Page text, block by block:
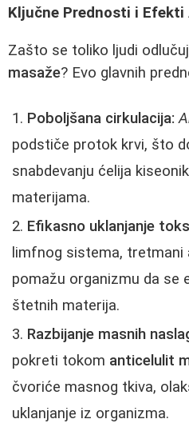
Ključne Prednosti i
Zašto se toliko ljudi
masaže? Evo glavnih
Poboljšana cirkulacija:
podstiče protok krvi, što
snabdevanju ćelija
materijama.
Efikasno uklanjanje
limfnog sistema, tretmani
pomažu organizmu da se
štetnih materija.
Razbijanje masnih
pokreti tokom anticelulit
čvoriće masnog tkiva,
uklanjanje iz organizma.